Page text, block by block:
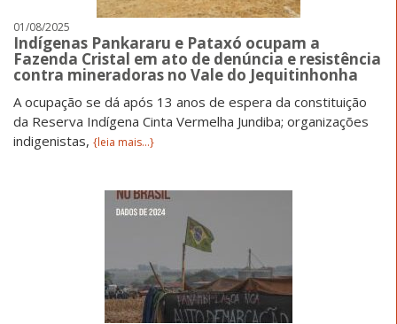
01/08/2025
Indígenas Pankararu e Pataxó ocupam a
Fazenda Cristal em ato de denúncia e resistência
contra mineradoras no Vale do Jequitinhonha
A ocupação se dá após 13 anos de espera da constituição
da Reserva Indígena Cinta Vermelha Jundiba; organizações
indigenistas, {leia mais...}